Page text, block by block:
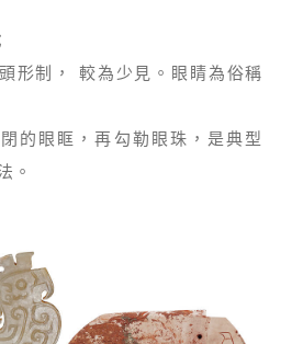
形制， 較為少見。眼睛為俗稱
的眼眶，再勾勒眼珠，是典型
。